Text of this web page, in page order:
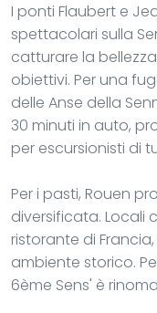
I ponti Flaubert e
spettacolari sulla
catturare la
obiettivi. Per una
delle Anse della
30 minuti in auto,
per escursionisti di
Per i pasti, Rouen
diversificata. Locali
ristorante di
ambiente storico.
6ème Sens' è